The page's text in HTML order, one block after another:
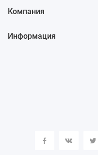
Компания
Информация